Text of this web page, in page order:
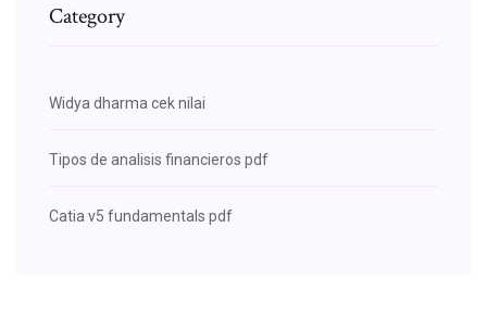
Category
Widya dharma cek nilai
Tipos de analisis financieros pdf
Catia v5 fundamentals pdf